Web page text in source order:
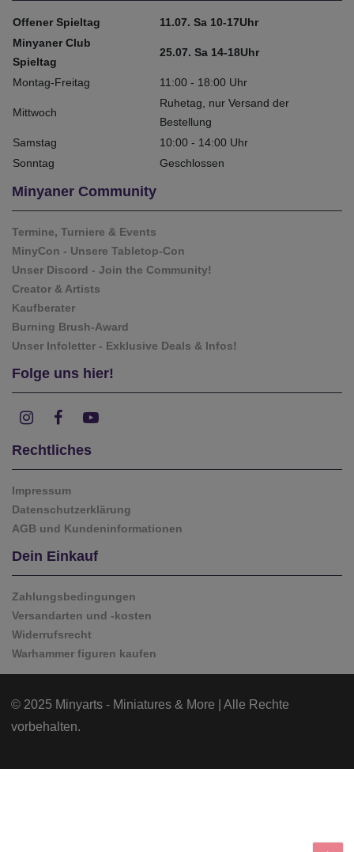
Offener Spieltag
11.07. Sa 10-17Uhr
Minyaner Club
Spieltag
25.07. Sa 14-18Uhr
Montag-Freitag 11:00 - 18:00 Uhr
Mittwoch
Ruhetag, nur Versand der
Bestellung
Samstag
10:00 - 14:00 Uhr
Sonntag
Geschlossen
Minyaner Community
Termine, Turniere & Events
MinyCon - Unsere Tabletop-Con
Unser Discord - Join the Community!
Creator & Artists
Kaufberater
Burning Brush-Award
Unser Infoletter - Exklusive Deals & Infos!
Folge uns hier!
Rechtliches
Impressum
Datenschutzerklärung
AGB und Kundeninformationen
Dein Einkauf
Zahlungsbedingungen
Versandarten und -kosten
Widerrufsrecht
Warhammer figuren kaufen
© 2025 Minyarts - Miniatures & More | Alle Rechte
vorbehalten.